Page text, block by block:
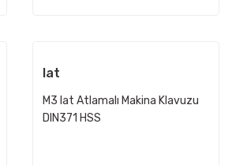
Iat
M3 Iat Atlamalı Makina Klavuzu
DIN371 HSS